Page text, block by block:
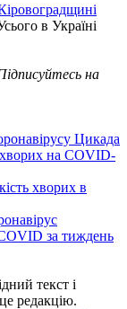
в Україні
на
Цикада
хворих на COVID-
хворих в
COVID за тиждень
текст і
редакцію.